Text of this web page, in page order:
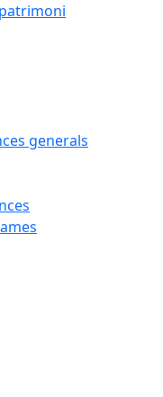
generals